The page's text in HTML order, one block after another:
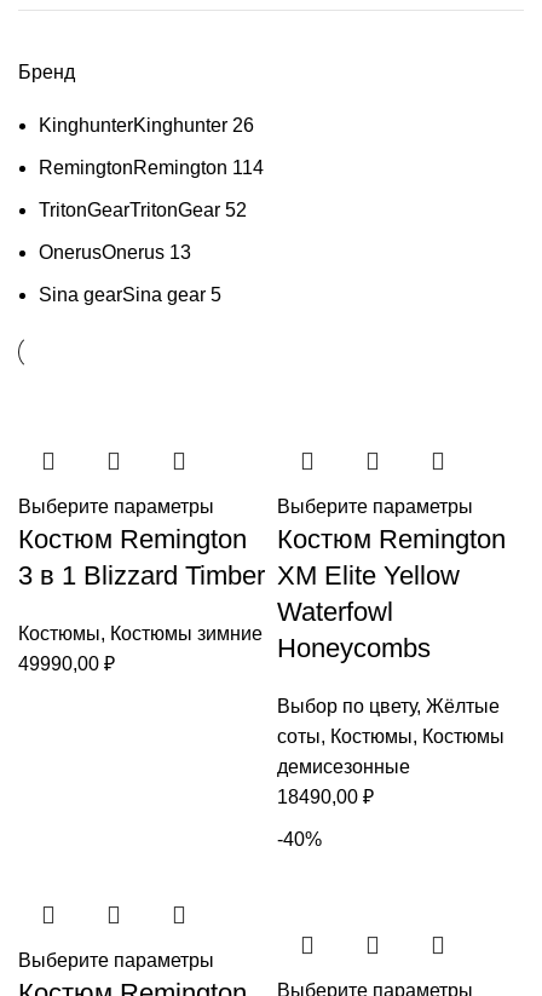
Бренд
KinghunterKinghunter 26
RemingtonRemington 114
TritonGearTritonGear 52
OnerusOnerus 13
Sina gearSina gear 5
Выберите параметры
Костюм Remington
3 в 1 Blizzard Timber
Костюмы, Костюмы зимние
49990,00 ₽
Выберите параметры
Костюм Remington
XM Elite Yellow
Waterfowl
Honeycombs
Выбор по цвету, Жёлтые
соты, Костюмы, Костюмы
демисезонные
18490,00 ₽
Выберите параметры
-40%
Выберите параметры